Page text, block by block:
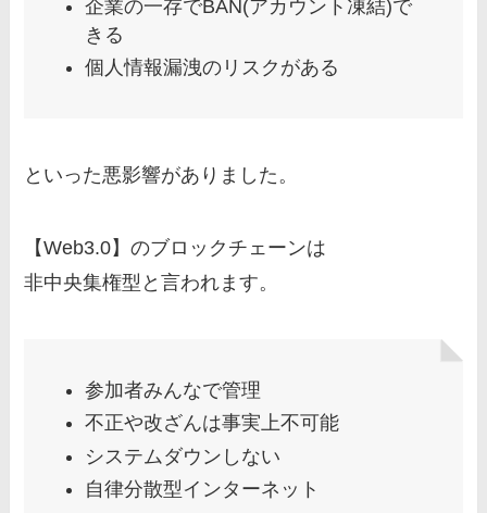
企業の一存でBAN(アカウント凍結)で
きる
個人情報漏洩のリスクがある
といった悪影響がありました。
【Web3.0】のブロックチェーンは
非中央集権型と言われます。
参加者みんなで管理
不正や改ざんは事実上不可能
システムダウンしない
自律分散型インターネット